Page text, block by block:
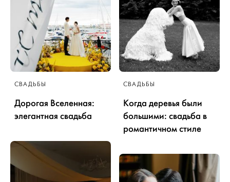
СВАДЬБЫ
Дорогая Вселенная:
элегантная свадьба
СВАДЬБЫ
Когда деревья были
большими: свадьба в
романтичном стиле